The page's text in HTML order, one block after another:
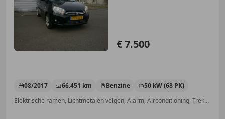
€ 7.500
08/2017 66.451 km Benzine
50 kW (68 PK)
Elektrische ramen, Lichtmetalen velgen, Alarm, Airconditioning, Trekhaak, Multifunctioneel stuurwiel, Mistlampen, Centrale deurvergrendeling met afstandsbediening